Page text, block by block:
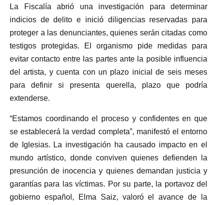
La Fiscalía abrió una investigación para determinar
indicios de delito e inició diligencias reservadas para
proteger a las denunciantes, quienes serán citadas como
testigos protegidas. El organismo pide medidas para
evitar contacto entre las partes ante la posible influencia
del artista, y cuenta con un plazo inicial de seis meses
para definir si presenta querella, plazo que podría
extenderse.
“Estamos coordinando el proceso y confidentes en que
se establecerá la verdad completa”, manifestó el entorno
de Iglesias. La investigación ha causado impacto en el
mundo artístico, donde conviven quienes defienden la
presunción de inocencia y quienes demandan justicia y
garantías para las víctimas. Por su parte, la portavoz del
gobierno español, Elma Saiz, valoró el avance de la